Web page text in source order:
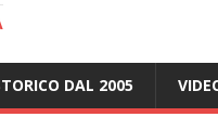
DAL 2005